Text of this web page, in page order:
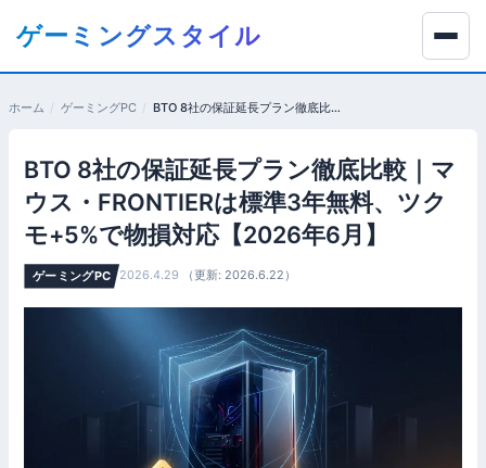
ツ
ゲーミングスタイル
ホーム ゲーミングPC BTO 8社の保証延長プラン徹底比較｜マウス・FRONTIERは標準3年無料、ツクモ+5%で物損対応【2026年6月】
BTO 8社の保証延長プラン徹底比較｜マ
ウス・FRONTIERは標準3年無料、ツク
モ+5%で物損対応【2026年6月】
ゲーミングPC 2026.4.29 （更新: 2026.6.22）